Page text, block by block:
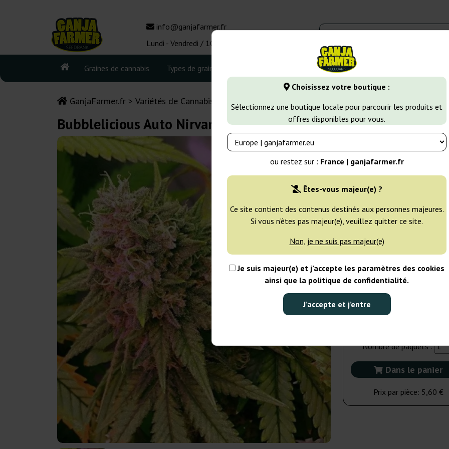
Choisissez votre boutique :
Sélectionnez une boutique locale pour parcourir les produits et
offres disponibles pour vous.
ou restez sur : France | ganjafarmer.fr
Êtes-vous majeur(e) ?
Ce site contient des contenus destinés aux personnes majeures.
Si vous n’êtes pas majeur(e), veuillez quitter ce site.
Non, je ne suis pas majeur(e)
Je suis majeur(e) et j’accepte les paramètres des cookies
ainsi que la politique de confidentialité.
J’accepte et j’entre
info@ganjafarmer.fr
Lundi - Vendredi / 10:00 - 16:00
Graines de cannabis Types de graines Variétés de cannabis
GanjaFarmer.fr Variétés de Cannabis
Bubblelicious Auto Nirvana
Nirvana
5 graines
EXPÉD. 3-7 JOURS
10 graines
EXPÉD. 3-7 JOURS
Nombre de paquets :
Dans le panier
Prix par pièce: 5,60 €